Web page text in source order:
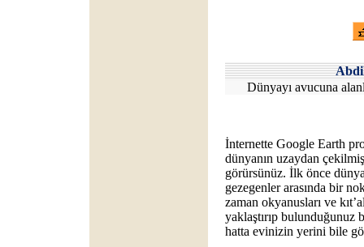
Dünyayı avucuna
İnternette Google Earth
dünyanın uzaydan
görürsünüz. İlk önce
gezegenler arasında bir
zaman okyanusları ve
yaklaştırıp bulunduğunuz
hatta evinizin yerini bile